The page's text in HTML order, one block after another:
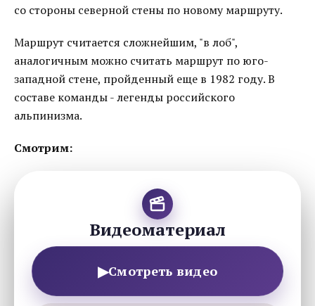
со стороны северной стены по новому маршруту.
Маршрут считается сложнейшим, "в лоб",
аналогичным можно считать маршрут по юго-
западной стене, пройденный еще в 1982 году. В
составе команды - легенды российского
альпинизма.
Смотрим:
Видеоматериал
▶Смотреть видео